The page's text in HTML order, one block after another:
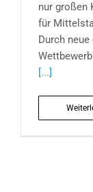
nur großen
für
Durch
[...]